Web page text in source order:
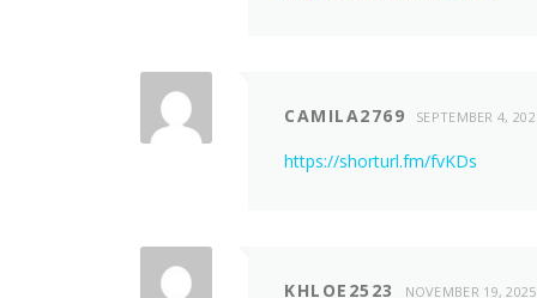
CAMILA2769 SEPTEMBER 4,
https://shorturl.fm/fvKDs
KHLOE2523 NOVEMBER 19, 2025